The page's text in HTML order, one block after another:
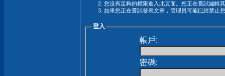
您沒有足夠的權限進入此頁面。您正在嘗試編輯
如果您正在嘗試發表文章，管理員可能已經禁止
登入
帳戶:
密碼: